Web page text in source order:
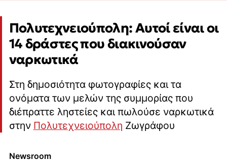
Πολυτεχνειούπολη: Aυτοί είναι οι
14 δράστες που διακινούσαν
ναρκωτικά
Στη δημοσιότητα φωτογραφίες και τα
ονόματα των μελών της συμμορίας που
διέπραττε ληστείες και πωλούσε ναρκωτικά
στην Πολυτεχνειούπολη Ζωγράφου
Newsroom